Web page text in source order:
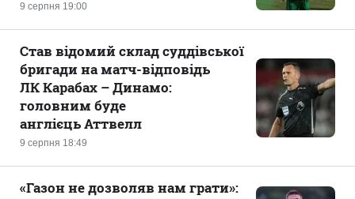
9 серпня 19:00
9 серпня 18:49
Став відомий склад суддівської
бригади на матч-відповідь
ЛК Карабах – Динамо:
головним буде
англієць Аттвелл
«Газон не дозволяв нам грати»: